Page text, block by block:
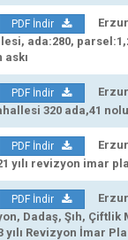
PDF İndir
ada:280,
PDF İndir
320 ada,41
PDF İndir
yılı revizyon imar
PDF İndir
Dadaş, Şıh,
Revizyon İmar